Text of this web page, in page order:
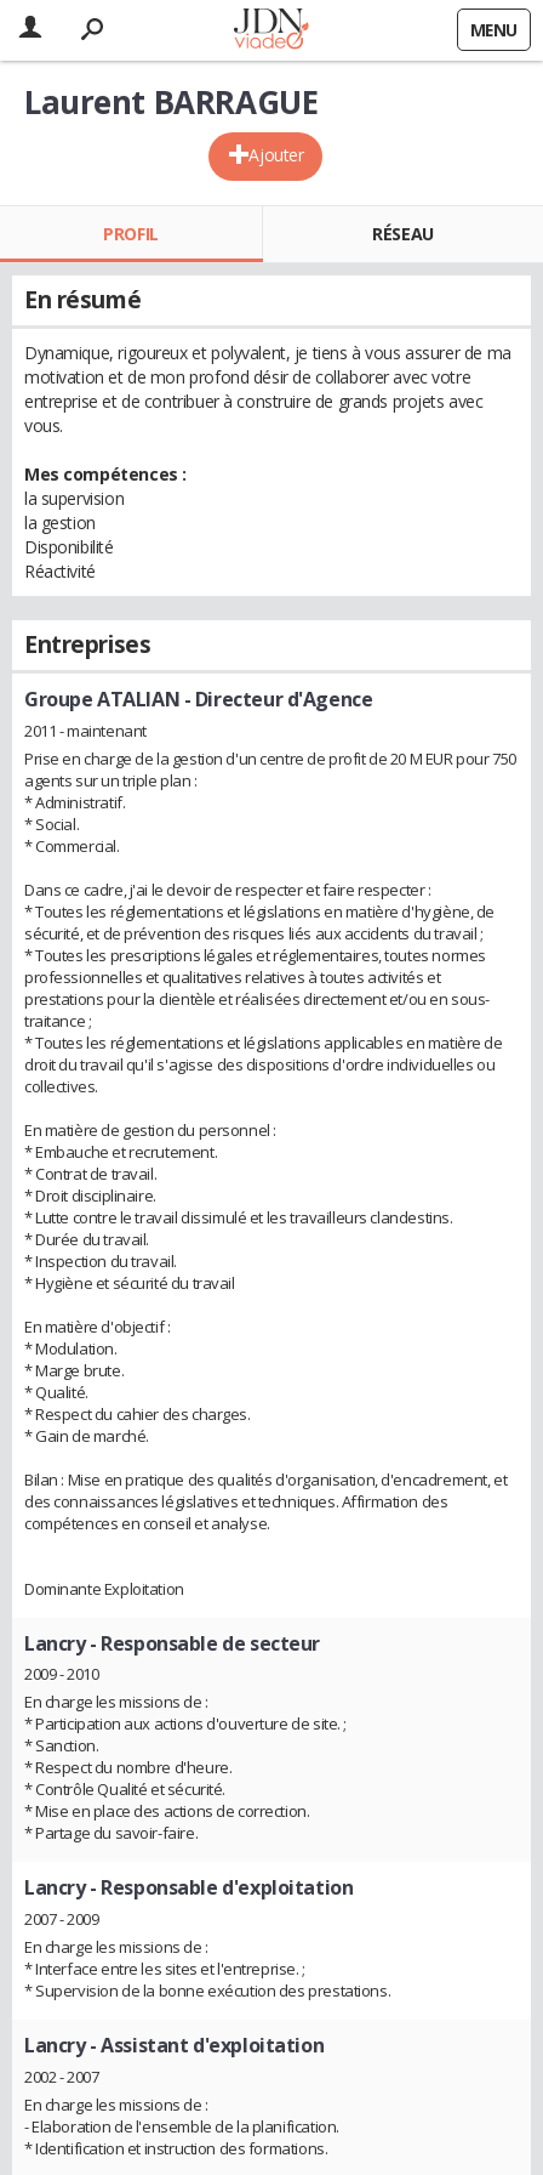
MENU
Ajouter
Laurent BARRAGUE
PROFIL RÉSEAU
En résumé
Dynamique, rigoureux et polyvalent, je tiens à vous assurer de ma
motivation et de mon profond désir de collaborer avec votre
entreprise et de contribuer à construire de grands projets avec
vous.
Mes compétences :
la supervision
la gestion
Disponibilité
Réactivité
Entreprises
Groupe ATALIAN - Directeur d'Agence
2011 - maintenant
Prise en charge de la gestion d'un centre de profit de 20 M EUR pour 750
agents sur un triple plan :
* Administratif.
* Social.
* Commercial.
Dans ce cadre, j'ai le devoir de respecter et faire respecter :
* Toutes les réglementations et législations en matière d'hygiène, de
sécurité, et de prévention des risques liés aux accidents du travail ;
* Toutes les prescriptions légales et réglementaires, toutes normes
professionnelles et qualitatives relatives à toutes activités et
prestations pour la clientèle et réalisées directement et/ou en sous-
traitance ;
* Toutes les réglementations et législations applicables en matière de
droit du travail qu'il s'agisse des dispositions d'ordre individuelles ou
collectives.
En matière de gestion du personnel :
* Embauche et recrutement.
* Contrat de travail.
* Droit disciplinaire.
* Lutte contre le travail dissimulé et les travailleurs clandestins.
* Durée du travail.
* Inspection du travail.
* Hygiène et sécurité du travail
En matière d'objectif :
* Modulation.
* Marge brute.
* Qualité.
* Respect du cahier des charges.
* Gain de marché.
Bilan : Mise en pratique des qualités d'organisation, d'encadrement, et
des connaissances législatives et techniques. Affirmation des
compétences en conseil et analyse.
Dominante Exploitation
Lancry- Responsable de secteur
2009 - 2010
En charge les missions de :
* Participation aux actions d'ouverture de site. ;
* Sanction.
* Respect du nombre d'heure.
* Contrôle Qualité et sécurité.
* Mise en place des actions de correction.
* Partage du savoir-faire.
Lancry- Responsable d'exploitation
2007 - 2009
En charge les missions de :
* Interface entre les sites et l'entreprise. ;
* Supervision de la bonne exécution des prestations.
Lancry- Assistant d'exploitation
2002 - 2007
En charge les missions de :
- Elaboration de l'ensemble de la planification.
* Identification et instruction des formations.